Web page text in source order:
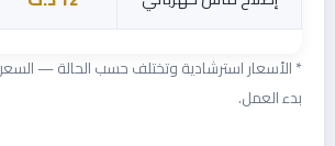
* الأسعار استرشادية وتختلف حسب الحالة —
بدء العمل.